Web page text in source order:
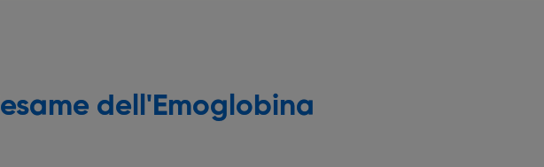
esame dell'Emoglobina